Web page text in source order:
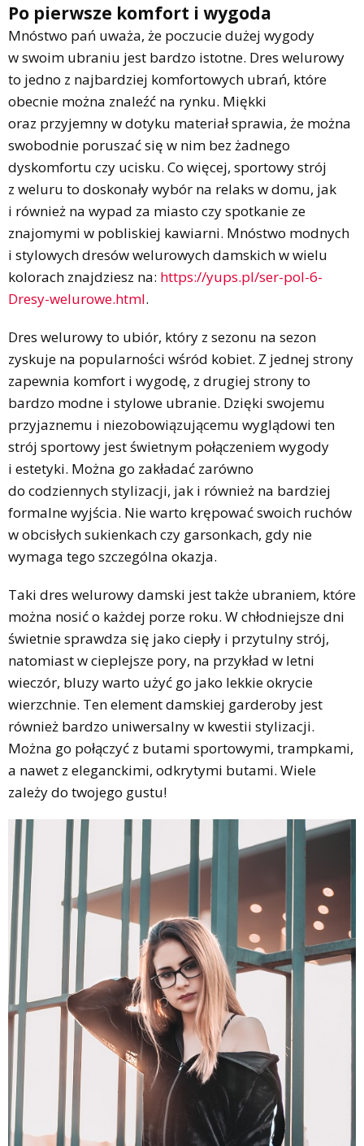
Po pierwsze komfort i wygoda
Mnóstwo pań uważa, że poczucie dużej wygody
w swoim ubraniu jest bardzo istotne. Dres welurowy
to jedno z najbardziej komfortowych ubrań, które
obecnie można znaleźć na rynku. Miękki
oraz przyjemny w dotyku materiał sprawia, że można
swobodnie poruszać się w nim bez żadnego
dyskomfortu czy ucisku. Co więcej, sportowy strój
z weluru to doskonały wybór na relaks w domu, jak
i również na wypad za miasto czy spotkanie ze
znajomymi w pobliskiej kawiarni. Mnóstwo modnych
i stylowych dresów welurowych damskich w wielu
kolorach znajdziesz na: https://yups.pl/ser-pol-6-
Dresy-welurowe.html.
Dres welurowy to ubiór, który z sezonu na sezon
zyskuje na popularności wśród kobiet. Z jednej strony
zapewnia komfort i wygodę, z drugiej strony to
bardzo modne i stylowe ubranie. Dzięki swojemu
przyjaznemu i niezobowiązującemu wyglądowi ten
strój sportowy jest świetnym połączeniem wygody
i estetyki. Można go zakładać zarówno
do codziennych stylizacji, jak i również na bardziej
formalne wyjścia. Nie warto krępować swoich ruchów
w obcisłych sukienkach czy garsonkach, gdy nie
wymaga tego szczególna okazja.
Taki dres welurowy damski jest także ubraniem, które
można nosić o każdej porze roku. W chłodniejsze dni
świetnie sprawdza się jako ciepły i przytulny strój,
natomiast w cieplejsze pory, na przykład w letni
wieczór, bluzy warto użyć go jako lekkie okrycie
wierzchnie. Ten element damskiej garderoby jest
również bardzo uniwersalny w kwestii stylizacji.
Można go połączyć z butami sportowymi, trampkami,
a nawet z eleganckimi, odkrytymi butami. Wiele
zależy do twojego gustu!